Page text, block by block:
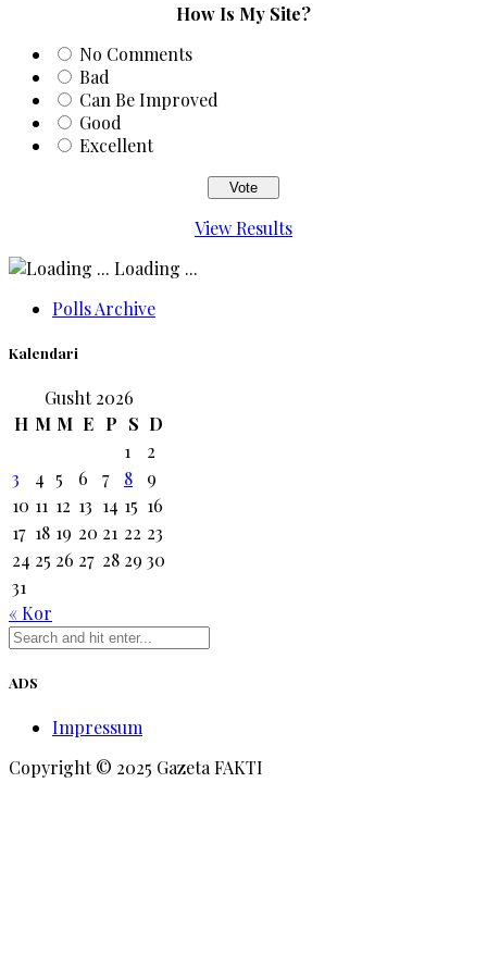
How Is My Site?
No Comments
Bad
Can Be Improved
Good
Excellent
View Results
Loading ...
Polls Archive
Kalendari
Gusht 2026
H M M E P S D
1
2
3
4 5 6 7 8
9
10 11 12 13 14 15 16
17 18 19 20 21 22 23
24 25 26 27 28 29 30
31
« Kor
ADS
Impressum
Copyright © 2025 Gazeta FAKTI